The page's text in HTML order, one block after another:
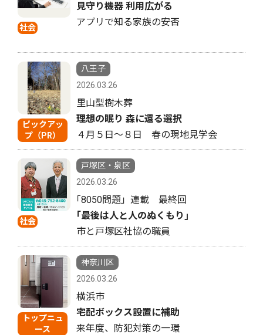
社会
見守り機器 利用広がる
アプリで知る家族の安否
ピックアッ
プ（PR）
八王子
2026.03.26
里山型樹木葬
理想の眠り 森に還る選択
４月５日〜８日 春の現地見学会
社会
戸塚区・泉区
2026.03.26
｢8050問題」連載 最終回
｢最後は人と人のぬくもり｣
市と戸塚区社協の職員
トップニュ
ース
神奈川区
2026.03.26
横浜市
宅配ボックス設置に補助
来年度、防犯対策の一環